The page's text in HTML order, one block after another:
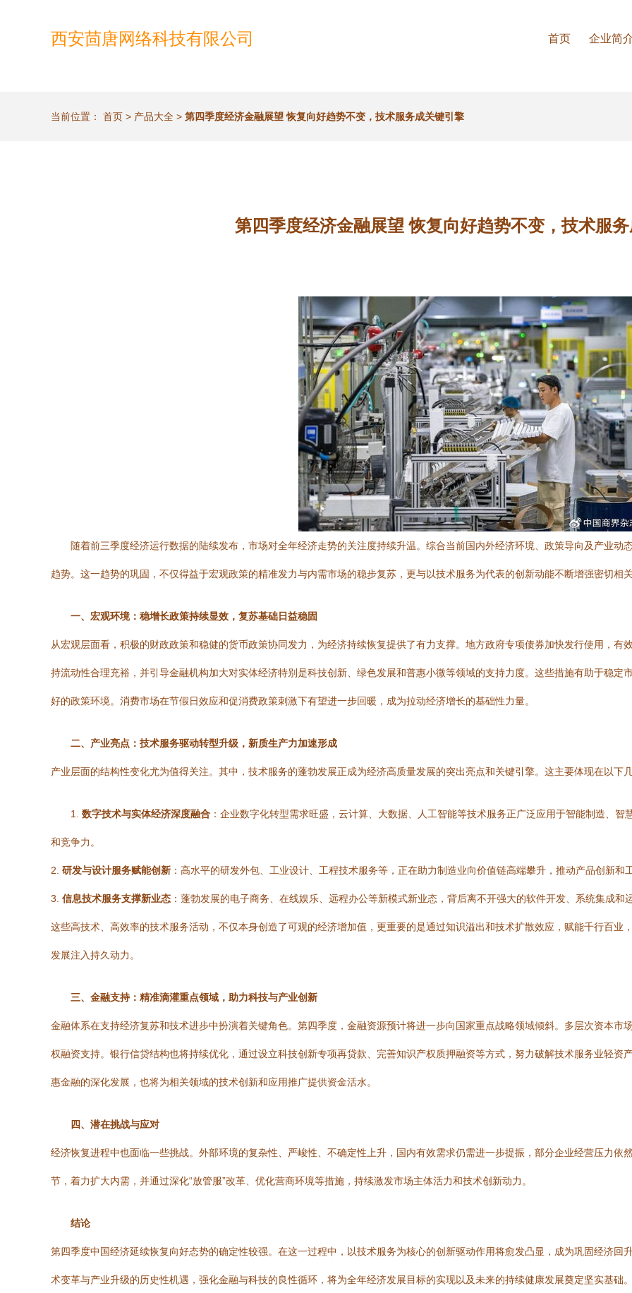
西安茴唐网络科技有限公司 首页 企业简
当前位置： 首页 > 产品大全 > 第四季度经济金融展望 恢复向好趋势不变，技术服务成关键引擎
第四季度经济金融展望 恢复向好趋势不变，技术服
随着前三季度经济运行数据的陆续发布，市场对全年经济走势的关注度持续升温。综合当前国内外经济环境、政策导向及产业动
趋势。这一趋势的巩固，不仅得益于宏观政策的精准发力与内需市场的稳步复苏，更与以技术服务为代表的创新动能不断增强密切相
一、宏观环境：稳增长政策持续显效，复苏基础日益稳固
从宏观层面看，积极的财政政策和稳健的货币政策协同发力，为经济持续恢复提供了有力支撑。地方政府专项债券加快发行使用，
持流动性合理充裕，并引导金融机构加大对实体经济特别是科技创新、绿色发展和普惠小微等领域的支持力度。这些措施有助于稳定
好的政策环境。消费市场在节假日效应和促消费政策刺激下有望进一步回暖，成为拉动经济增长的基础性力量。
二、产业亮点：技术服务驱动转型升级，新质生产力加速形成
产业层面的结构性变化尤为值得关注。其中，技术服务的蓬勃发展正成为经济高质量发展的突出亮点和关键引擎。这主要体现在以下
1. 数字技术与实体经济深度融合 ：企业数字化转型需求旺盛，云计算、大数据、人工智能等技术服务正广泛应用于智能制造、
和竞争力。
2. 研发与设计服务赋能创新 ：高水平的研发外包、工业设计、工程技术服务等，正在助力制造业向价值链高端攀升，推动产品创新和
3. 信息技术服务支撑新业态 ：蓬勃发展的电子商务、在线娱乐、远程办公等新模式新业态，背后离不开强大的软件开发、系统集成和
这些高技术、高效率的技术服务活动，不仅本身创造了可观的经济增加值，更重要的是通过知识溢出和技术扩散效应，赋能千行百业
发展注入持久动力。
三、金融支持：精准滴灌重点领域，助力科技与产业创新
金融体系在支持经济复苏和技术进步中扮演着关键角色。第四季度，金融资源预计将进一步向国家重点战略领域倾斜。多层次资本市
权融资支持。银行信贷结构也将持续优化，通过设立科技创新专项再贷款、完善知识产权质押融资等方式，努力破解技术服务业轻资
惠金融的深化发展，也将为相关领域的技术创新和应用推广提供资金活水。
四、潜在挑战与应对
经济恢复进程中也面临一些挑战。外部环境的复杂性、严峻性、不确定性上升，国内有效需求仍需进一步提振，部分企业经营压力依
节，着力扩大内需，并通过深化“放管服”改革、优化营商环境等措施，持续激发市场主体活力和技术创新动力。
结论
第四季度中国经济延续恢复向好态势的确定性较强。在这一过程中，以技术服务为核心的创新驱动作用将愈发凸显，成为巩固经济回
术变革与产业升级的历史性机遇，强化金融与科技的良性循环，将为全年经济发展目标的实现以及未来的持续健康发展奠定坚实基础